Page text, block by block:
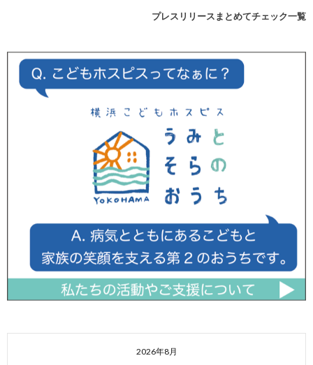
プレスリリースまとめてチェック一覧
2026年8月